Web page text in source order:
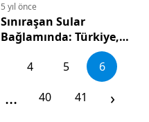
5 yıl önce
Sınıraşan Sular
Bağlamında: Türkiye,
Irak ve Suriye İlişkileri
4 5
6
... 40 41 ›